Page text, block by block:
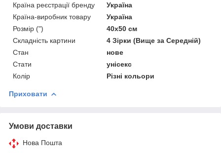
Країна реєстрації бренду
Україна
Країна-виробник товару
Україна
Розмір (")
40х50 см
Складність картини
4 Зірки (Вище за Середній)
Стан
нове
Стати
унісекс
Колір
Різні кольори
Приховати
Умови доставки
Нова Пошта